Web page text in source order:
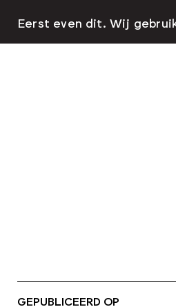
GEPUBLICEERD OP
Eerst even dit. Wij